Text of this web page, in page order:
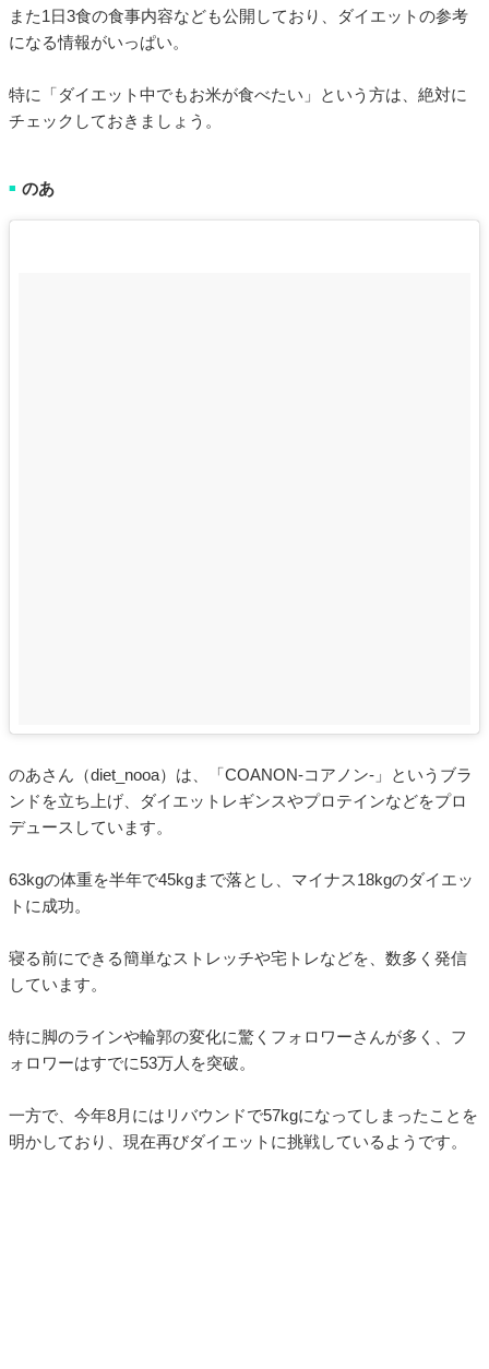
また1日3食の食事内容なども公開しており、ダイエットの参考
になる情報がいっぱい。
特に「ダイエット中でもお米が食べたい」という方は、絶対に
チェックしておきましょう。
■ のあ
のあさん（diet_nooa）は、「COANON-コアノン-」というブラ
ンドを立ち上げ、ダイエットレギンスやプロテインなどをプロ
デュースしています。
63kgの体重を半年で45kgまで落とし、マイナス18kgのダイエッ
トに成功。
寝る前にできる簡単なストレッチや宅トレなどを、数多く発信
しています。
特に脚のラインや輪郭の変化に驚くフォロワーさんが多く、フ
ォロワーはすでに53万人を突破。
一方で、今年8月にはリバウンドで57kgになってしまったことを
明かしており、現在再びダイエットに挑戦しているようです。